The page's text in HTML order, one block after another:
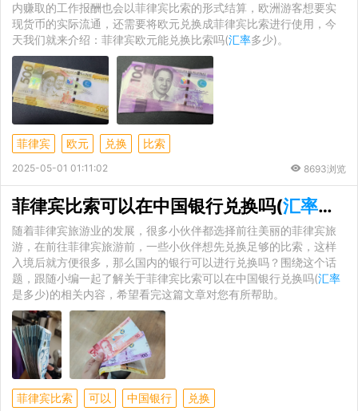
内赚取的工作报酬也会以菲律宾比索的形式结算，欧洲游客想要实
现货币的实际流通，还需要将欧元兑换成菲律宾比索进行使用，今
天我们就来介绍：菲律宾欧元能兑换比索吗(汇率多少)。
菲律宾 欧元 兑换 比索
2025-05-01 01:11:02 8693浏览
菲律宾比索可以在中国银行兑换吗(汇率是
随着菲律宾旅游业的发展，很多小伙伴都选择前往美丽的菲律宾旅
游，在前往菲律宾旅游前，一些小伙伴想先兑换足够的比索，这样
入境后就方便很多，那么国内的银行可以进行兑换吗？围绕这个话
题，跟随小编一起了解关于菲律宾比索可以在中国银行兑换吗(汇率
是多少)的相关内容，希望看完这篇文章对您有所帮助。
菲律宾比索 可以 中国银行 兑换